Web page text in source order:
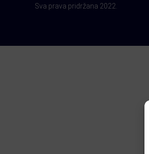
Sva prava pridržana 2022.